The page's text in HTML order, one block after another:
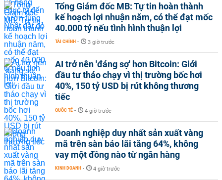
Tổng Giám đốc MB: Tự tin hoàn thành
kế hoạch lợi nhuận năm, có thể đạt mốc
40.000 tỷ nếu tình hình thuận lợi
TÀI CHÍNH - 3 giờ trước
AI trở nên 'đáng sợ' hơn Bitcoin: Giới
đầu tư tháo chạy vì thị trường bốc hơi
40%, 150 tỷ USD bị rút không thương
tiếc
QUỐC TẾ - 4 giờ trước
Doanh nghiệp duy nhất sản xuất vàng
mã trên sàn báo lãi tăng 64%, không
vay một đồng nào từ ngân hàng
KINH DOANH - 4 giờ trước